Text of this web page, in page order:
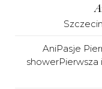
Szczecin
AniPasje
showerPierwsza